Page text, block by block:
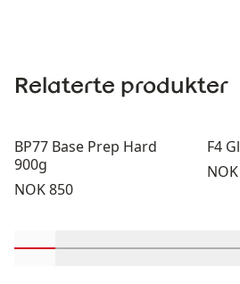
Relaterte produkter
BP77 Base Prep Hard
900g
Pris:
NOK 850
F4
Pris: